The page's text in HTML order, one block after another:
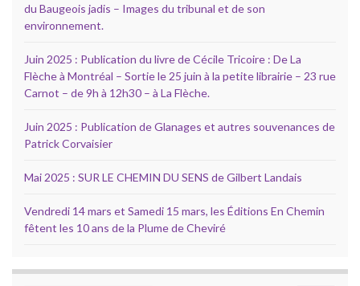
du Baugeois jadis – Images du tribunal et de son
environnement.
Juin 2025 : Publication du livre de Cécile Tricoire : De La
Flèche à Montréal – Sortie le 25 juin à la petite librairie – 23 rue
Carnot – de 9h à 12h30 – à La Flèche.
Juin 2025 : Publication de Glanages et autres souvenances de
Patrick Corvaisier
Mai 2025 : SUR LE CHEMIN DU SENS de Gilbert Landais
Vendredi 14 mars et Samedi 15 mars, les Éditions En Chemin
fêtent les 10 ans de la Plume de Cheviré